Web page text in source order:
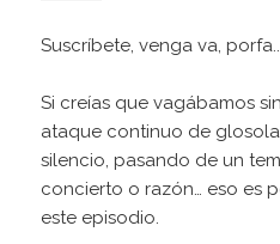
d
c
t
o
r
d
Suscríbete, venga va,
Si creías que vagábamos
ataque continuo de
silencio, pasando de un
concierto o razón… eso es
este episodio.